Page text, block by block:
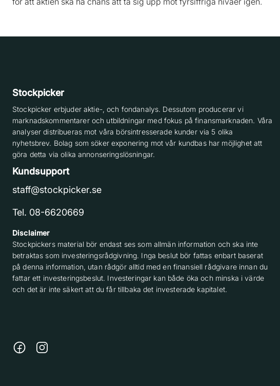
Stockpicker
Stockpicker erbjuder aktie-, och fondanalys. Dessutom producerar vi
marknadskommentarer och utbildningar med fokus på finansmarknaden. Våra
analyser distribueras mot våra börsintresserade kunder via 5 olika
nyhetsbrev. Bolag som söker exponering mot vår kundbas har möjlighet att
göra detta via olika annonseringslösningar.
Kundsupport
staff@stockpicker.se
Tel. 08-6620669
Disclaimer
Stockpickers material bör endast ses som allmän information och ska inte
betraktas som investeringsrådgivning. Inga beslut bör fattas enbart baserat
på denna information, utan rådgör alltid med en finansiell rådgivare innan du
fattar ett investeringsbeslut. Investeringar kan både öka och minska i värde
och det är inte säkert att du får tillbaka det investerade kapitalet.